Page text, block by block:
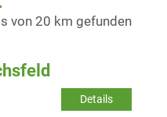
von 20 km gefunden
Details